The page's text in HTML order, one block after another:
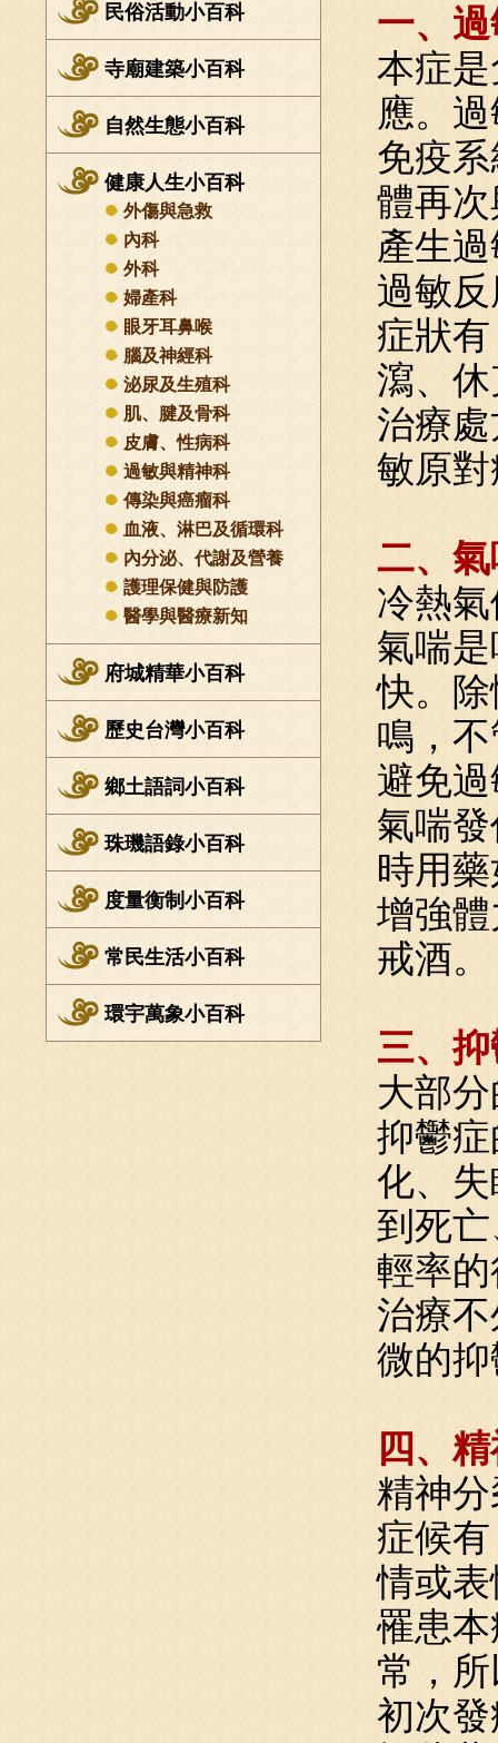
民俗活動小百科
寺廟建築小百科
自然生態小百科
健康人生小百科
外傷與急救
內科
外科
婦產科
眼牙耳鼻喉
腦及神經科
泌尿及生殖科
肌、腱及骨科
皮膚、性病科
過敏與精神科
傳染與癌瘤科
血液、淋巴及循環科
內分泌、代謝及營養
護理保健與防護
醫學與醫療新知
府城精華小百科
歷史台灣小百科
鄉土語詞小百科
珠璣語錄小百科
度量衡制小百科
常民生活小百科
環宇萬象小百科
一、
本症
應。
免疫
體再
產生
過敏
症狀
瀉、
治療
敏原
二、
冷熱
氣喘
快。
鳴，
避免
氣喘
時用
增強
戒酒。
三、
大部
抑鬱
化、
到死
輕率
治療
微的
四、
精神
症候
情或
罹患
常，
初次